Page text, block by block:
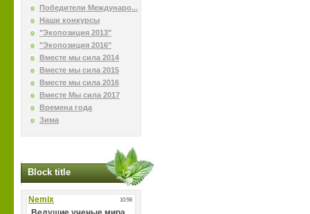
Победители Междунаро...
Наши конкурсы
"Экопозиция 2013"
"Экопозиция 2016"
Вместе мы сила 2014
Вместе мы сила 2015
Вместе мы сила 2016
Вместе Мы сила 2017
Времена года
Зима
Block title